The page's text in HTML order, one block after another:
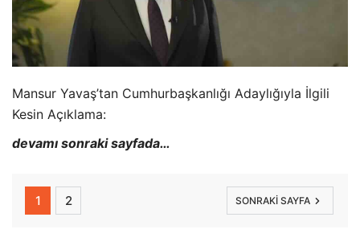
Mansur Yavaş’tan Cumhurbaşkanlığı Adaylığıyla İlgili
Kesin Açıklama:
devamı sonraki sayfada…
1 2 SONRAKI SAYFA